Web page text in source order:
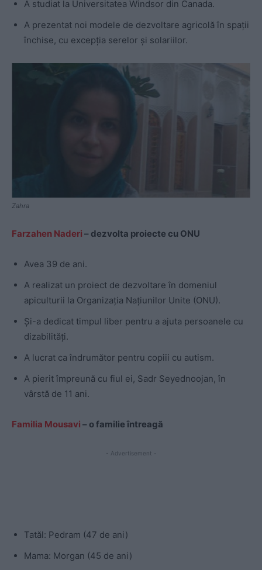
A studiat la Universitatea Windsor din Canada.
A prezentat noi modele de dezvoltare agricolă în spații
închise, cu excepția serelor și solariilor.
Zahra
Farzahen Naderi – dezvolta proiecte cu ONU
Avea 39 de ani.
A realizat un proiect de dezvoltare în domeniul
apiculturii la Organizația Națiunilor Unite (ONU).
Și-a dedicat timpul liber pentru a ajuta persoanele cu
dizabilități.
A lucrat ca îndrumător pentru copiii cu autism.
A pierit împreună cu fiul ei, Sadr Seyednoojan, în
vârstă de 11 ani.
Familia Mousavi – o familie întreagă
- Advertisement -
Tatăl: Pedram (47 de ani)
Mama: Morgan (45 de ani)